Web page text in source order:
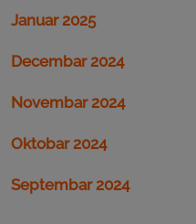
Januar 2025
Decembar 2024
Novembar 2024
Oktobar 2024
Septembar 2024